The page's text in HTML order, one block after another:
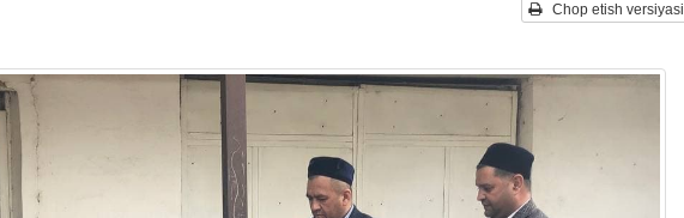
Chop etish versiyasi